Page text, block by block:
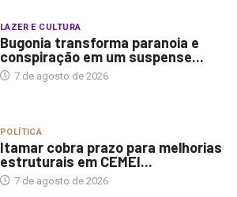
LAZER E CULTURA
Bugonia transforma paranoia e
conspiração em um suspense...
7 de agosto de 2026
POLÍTICA
Itamar cobra prazo para melhorias
estruturais em CEMEI...
7 de agosto de 2026